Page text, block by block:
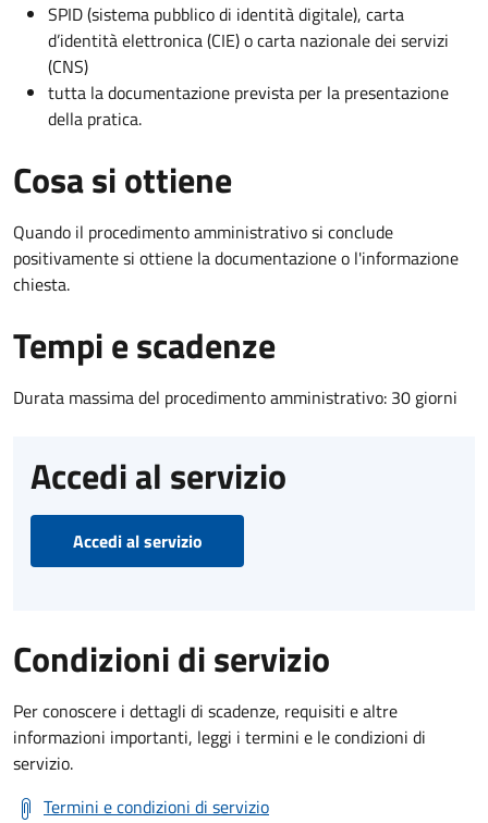
SPID (sistema pubblico di identità digitale), carta
d’identità elettronica (CIE) o carta nazionale dei servizi
(CNS)
tutta la documentazione prevista per la presentazione
della pratica.
Cosa si ottiene
Quando il procedimento amministrativo si conclude
positivamente si ottiene la documentazione o l'informazione
chiesta.
Tempi e scadenze
Durata massima del procedimento amministrativo: 30 giorni
Accedi al servizio
Accedi al servizio
Condizioni di servizio
Per conoscere i dettagli di scadenze, requisiti e altre
informazioni importanti, leggi i termini e le condizioni di
servizio.
Termini e condizioni di servizio